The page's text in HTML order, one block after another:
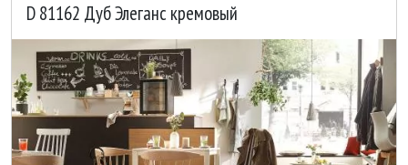
D 81162 Дуб Элеганс кремовый